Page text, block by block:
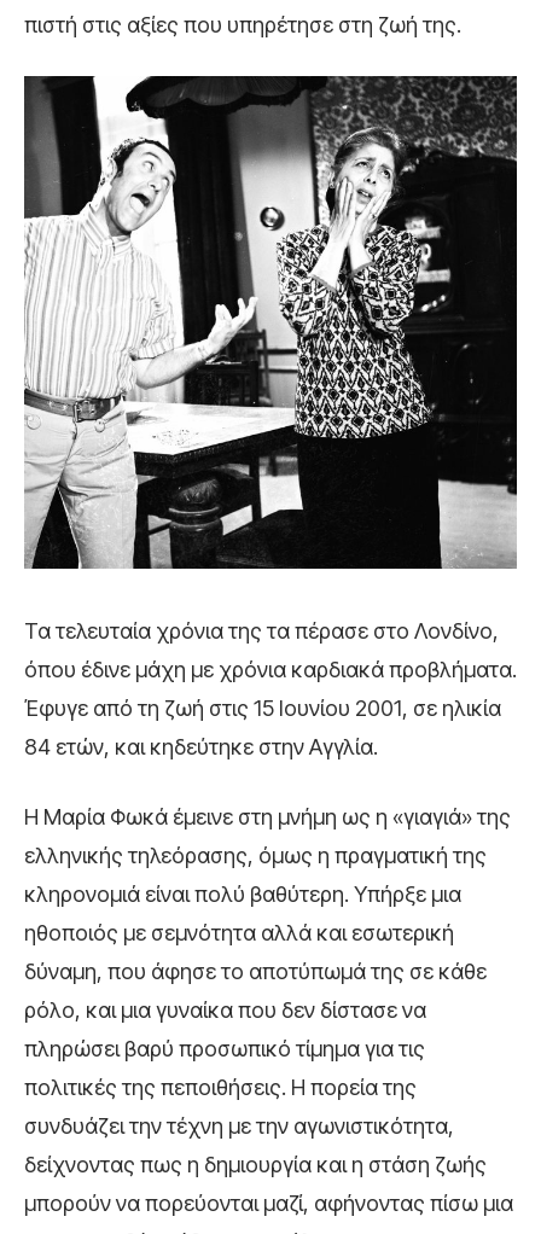
πιστή στις αξίες που υπηρέτησε στη ζωή της.
Τα τελευταία χρόνια της τα πέρασε στο Λονδίνο,
όπου έδινε μάχη με χρόνια καρδιακά προβλήματα.
Έφυγε από τη ζωή στις 15 Ιουνίου 2001, σε ηλικία
84 ετών, και κηδεύτηκε στην Αγγλία.
Η Μαρία Φωκά έμεινε στη μνήμη ως η «γιαγιά» της
ελληνικής τηλεόρασης, όμως η πραγματική της
κληρονομιά είναι πολύ βαθύτερη. Υπήρξε μια
ηθοποιός με σεμνότητα αλλά και εσωτερική
δύναμη, που άφησε το αποτύπωμά της σε κάθε
ρόλο, και μια γυναίκα που δεν δίστασε να
πληρώσει βαρύ προσωπικό τίμημα για τις
πολιτικές της πεποιθήσεις. Η πορεία της
συνδυάζει την τέχνη με την αγωνιστικότητα,
δείχνοντας πως η δημιουργία και η στάση ζωής
μπορούν να πορεύονται μαζί, αφήνοντας πίσω μια